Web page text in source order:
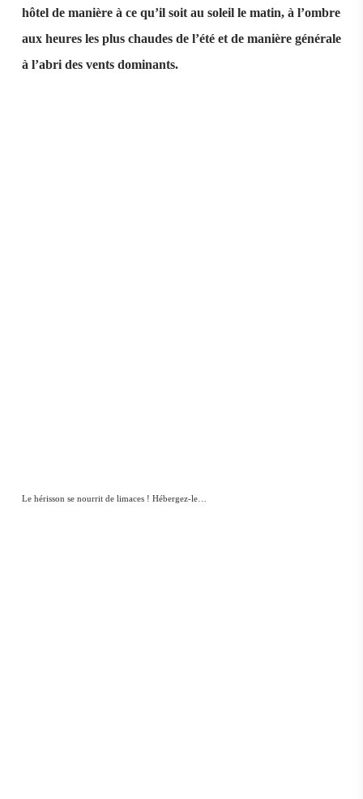
hôtel de manière à ce qu’il soit au soleil le matin, à l’ombre
aux heures les plus chaudes de l’été et de manière générale
à l’abri des vents dominants.
Le hérisson se nourrit de limaces ! Hébergez-le…